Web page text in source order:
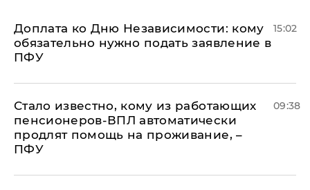
Доплата ко Дню Независимости: кому
обязательно нужно подать заявление в
ПФУ
15:02
Стало известно, кому из работающих
пенсионеров-ВПЛ автоматически
продлят помощь на проживание, –
ПФУ
09:38